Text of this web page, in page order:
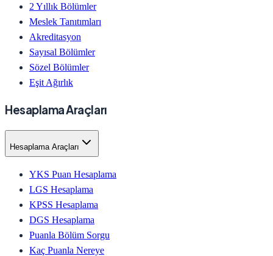
2 Yıllık Bölümler
Meslek Tanıtımları
Akreditasyon
Sayısal Bölümler
Sözel Bölümler
Eşit Ağırlık
Hesaplama Araçları
Hesaplama Araçları
YKS Puan Hesaplama
LGS Hesaplama
KPSS Hesaplama
DGS Hesaplama
Puanla Bölüm Sorgu
Kaç Puanla Nereye